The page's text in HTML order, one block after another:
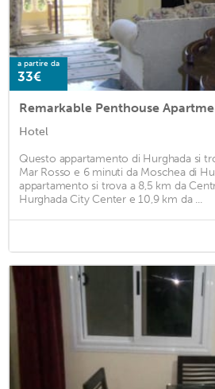
a partire da
33€
Remarkable Penthouse
Hotel
Questo appartamento di Hurghada si
Mar Rosso e 6 minuti da Moschea di
appartamento si trova a 8,5 km da
Hurghada City Center e 10,9 km da ...